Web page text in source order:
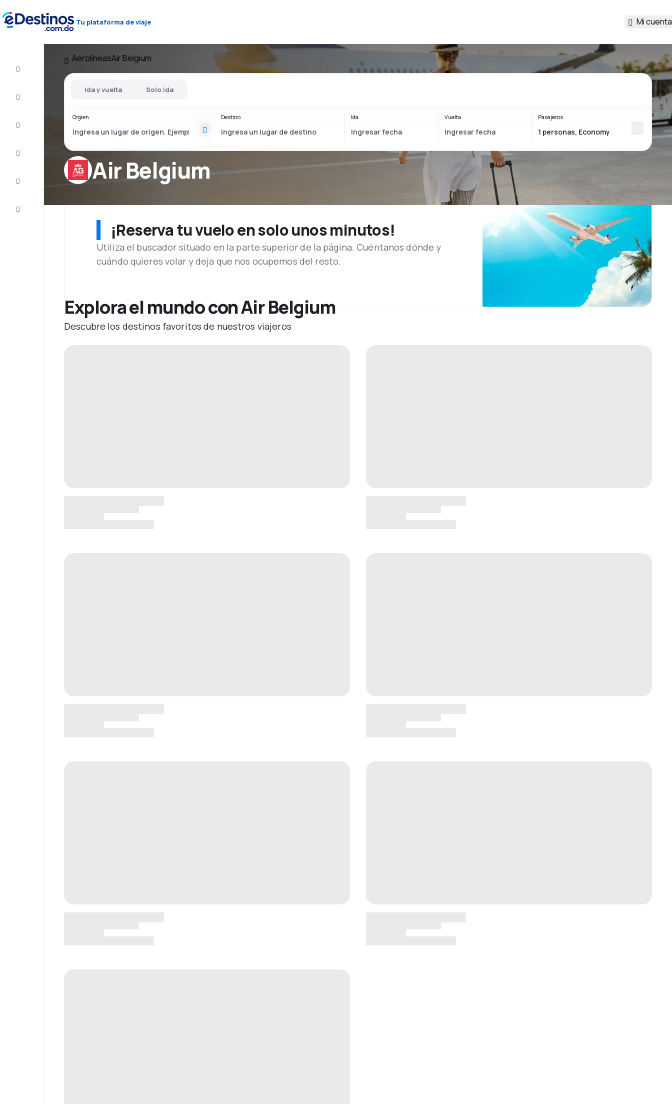
Tu plataforma de viaje Mi cuenta
Atención
AerolíneasAir Belgium
Air Belgium
Ida y vuelta Solo ida
Orgien Destino Ida Vuelta Pasajeros
¡Reserva tu vuelo en solo unos minutos!
Utiliza el buscador situado en la parte superior de la página. Cuéntanos dónde y
cuándo quieres volar y deja que nos ocupemos del resto.
Explora el mundo con Air Belgium
Descubre los destinos favoritos de nuestros viajeros